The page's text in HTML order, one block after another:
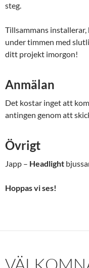
steg.
Tillsammans
under timmen med
ditt projekt imorgon!
Anmälan
Det kostar inget att
antingen genom att
Övrigt
Japp – Headlight
Hoppas vi ses!